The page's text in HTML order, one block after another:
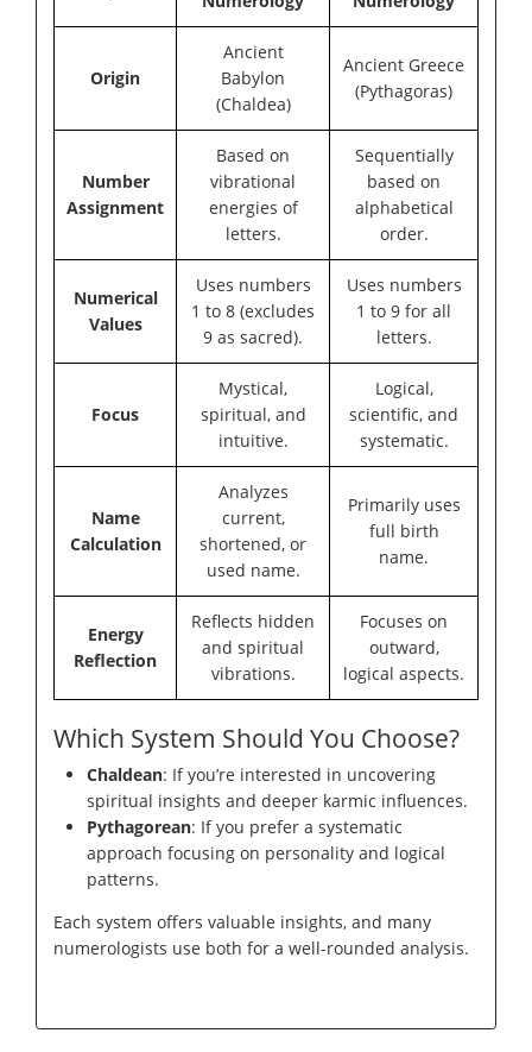
Origin
Ancient
Babylon
(Chaldea)
Ancient Greece
(Pythagoras)
Number
Assignment
Based on
vibrational
energies of
letters.
Sequentially
based on
alphabetical
order.
Numerical
Values
Uses numbers
1 to 8 (excludes
9 as sacred).
Uses numbers
1 to 9 for all
letters.
Focus
Mystical,
spiritual, and
intuitive.
Logical,
scientific, and
systematic.
Name
Calculation
Analyzes
current,
shortened, or
used name.
Primarily uses
full birth
name.
Energy
Reflection
Reflects hidden
and spiritual
vibrations.
Focuses on
outward,
logical aspects.
Which System Should You Choose?
Chaldean: If you’re interested in uncovering
spiritual insights and deeper karmic influences.
Pythagorean: If you prefer a systematic
approach focusing on personality and logical
patterns.
Each system offers valuable insights, and many
numerologists use both for a well-rounded analysis.